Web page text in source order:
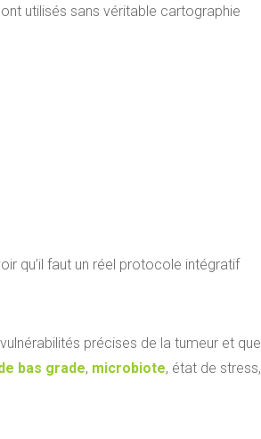
utilisés sans véritable cartographie
qu’il faut un réel protocole intégratif
précises de la tumeur et que
bas grade, microbiote, état de stress,